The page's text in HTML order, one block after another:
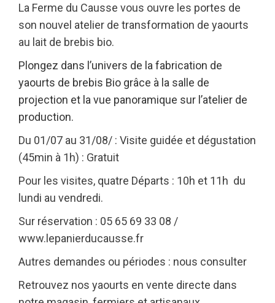
La Ferme du Causse vous ouvre les portes de
son nouvel atelier de transformation de yaourts
au lait de brebis bio.
Plongez dans l’univers de la fabrication de
yaourts de brebis Bio grâce à la salle de
projection et la vue panoramique sur l’atelier de
production.
Du 01/07 au 31/08/ : Visite guidée et dégustation
(45min à 1h) : Gratuit
Pour les visites, quatre Départs : 10h et 11h du
lundi au vendredi.
Sur réservation : 05 65 69 33 08 /
www.lepanierducausse.fr
Autres demandes ou périodes : nous consulter
Retrouvez nos yaourts en vente directe dans